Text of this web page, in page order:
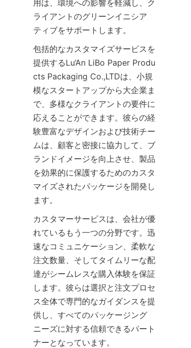
用は、環境への影響を軽減し、ク
ライアントのグリーンイニシア
ティブをサポートします。
包括的なカスタマイズサービスを
提供するLu’An LiBo Paper Produ
cts Packaging Co.,LTDは、小規
模なスタートアップから大企業ま
で、多様なクライアントの要件に
応えることができます。彼らの経
験豊富なデザインおよび技術チー
ムは、顧客と密接に協力して、ブ
ランドイメージを向上させ、製品
を効果的に保護するためのカスタ
マイズされたパッケージを開発し
ます。
カスタマーサービスは、会社が優
れているもう一つの分野です。迅
速なコミュニケーション、柔軟な
注文数量、そしてタイムリーな配
達がシームレスな購入体験を保証
します。彼らは選択と注文プロセ
ス全体で専門的なガイダンスを提
供し、すべてのパッケージング
ニーズに対する信頼できるパート
ナーとなっています。